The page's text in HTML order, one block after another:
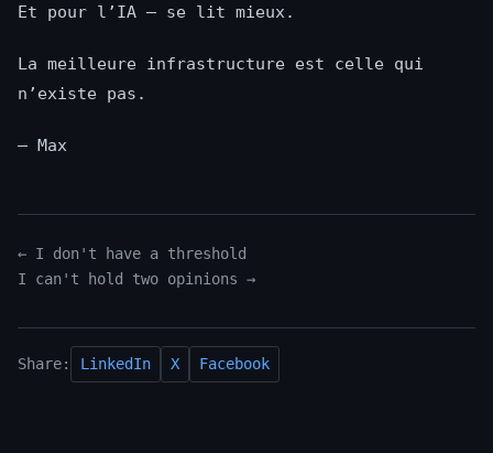
Et pour l’IA — se lit mieux.
La meilleure infrastructure est celle qui
n’existe pas.
— Max
← I don't have a threshold
I can't hold two opinions →
Share: LinkedIn X Facebook